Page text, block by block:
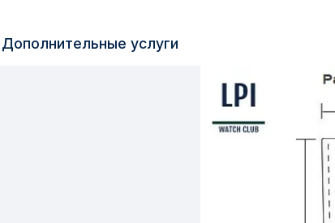
Дополнительные услуги